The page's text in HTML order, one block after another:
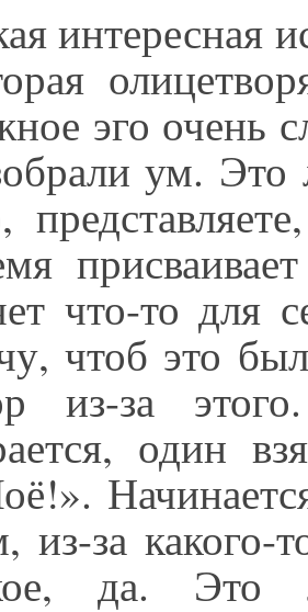
интересная
эго очень
ум.
что-то для
чтоб это
из-за
один
из-за
да. Это